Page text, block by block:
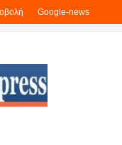
Google-news